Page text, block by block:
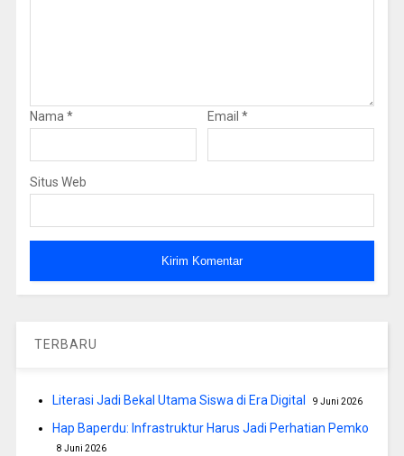
Nama* Email *
Situs Web
TERBARU
Literasi Jadi Bekal Utama Siswa di Era Digital 9 Juni 2026
Hap Baperdu: Infrastruktur Harus Jadi Perhatian Pemko
8 Juni 2026